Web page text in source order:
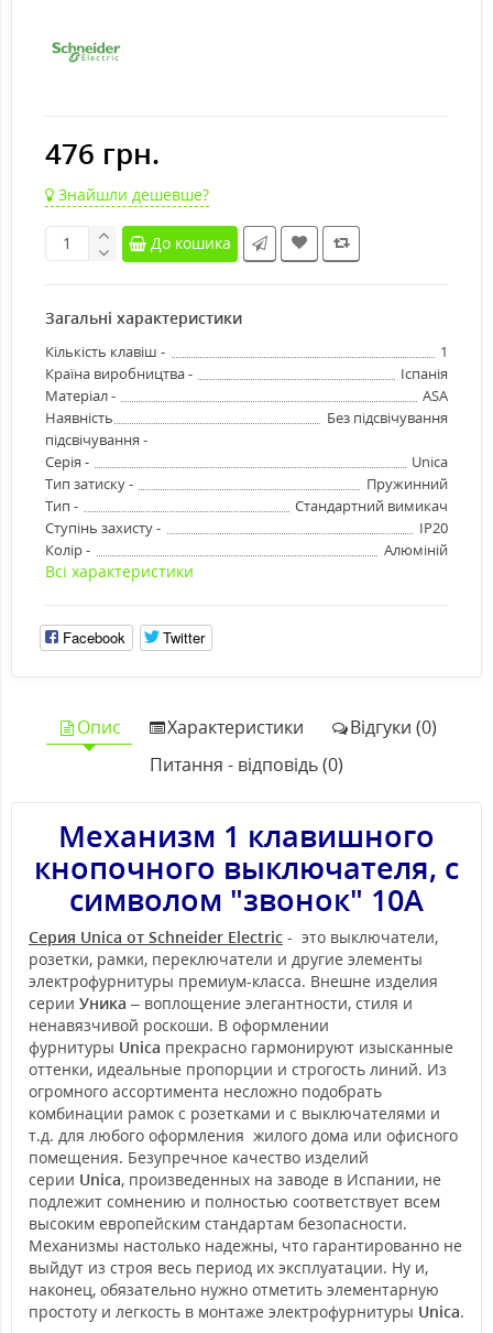
476 грн.
Знайшли дешевше?
До кошика
Загальні характеристики
Кількість клавіш -
1
Країна виробництва -
Іспанія
Матеріал -
ASA
Наявність
підсвічування -
Без підсвічування
Серія -
Unica
Тип затиску -
Пружинний
Тип -
Стандартний вимикач
Ступінь захисту -
IP20
Колір -
Алюміній
Всі характеристики
Facebook Twitter
Опис Характеристики
Відгуки (0)
Питання - відповідь (0)
Механизм 1 клавишного
кнопочного выключателя, с
символом "звонок" 10А
Серия Unica от Schneider Electric - это выключатели,
розетки, рамки, переключатели и другие элементы
электрофурнитуры премиум-класса. Внешне изделия
серии Уника – воплощение элегантности, стиля и
ненавязчивой роскоши. В оформлении
фурнитуры Unica прекрасно гармонируют изысканные
оттенки, идеальные пропорции и строгость линий. Из
огромного ассортимента несложно подобрать
комбинации рамок с розетками и с выключателями и
т.д. для любого оформления жилого дома или офисного
помещения. Безупречное качество изделий
серии Unica, произведенных на заводе в Испании, не
подлежит сомнению и полностью соответствует всем
высоким европейским стандартам безопасности.
Механизмы настолько надежны, что гарантированно не
выйдут из строя весь период их эксплуатации. Ну и,
наконец, обязательно нужно отметить элементарную
простоту и легкость в монтаже электрофурнитуры Unica.